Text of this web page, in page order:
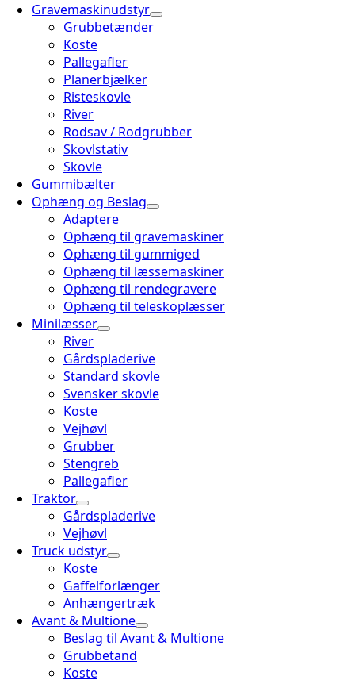
Gravemaskinudstyr
Grubbetænder
Koste
Pallegafler
Planerbjælker
Risteskovle
River
Rodsav / Rodgrubber
Skovlstativ
Skovle
Gummibælter
Ophæng og Beslag
Adaptere
Ophæng til gravemaskiner
Ophæng til gummiged
Ophæng til læssemaskiner
Ophæng til rendegravere
Ophæng til teleskoplæsser
Minilæsser
River
Gårdspladerive
Standard skovle
Svensker skovle
Koste
Vejhøvl
Grubber
Stengreb
Pallegafler
Traktor
Gårdspladerive
Vejhøvl
Truck udstyr
Koste
Gaffelforlænger
Anhængertræk
Avant & Multione
Beslag til Avant & Multione
Grubbetand
Koste